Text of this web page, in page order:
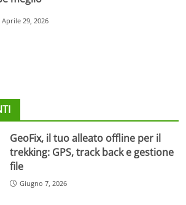
Aprile 29, 2026
GeoFix, il tuo alleato offline per il
trekking: GPS, track back e gestione
file
Giugno 7, 2026